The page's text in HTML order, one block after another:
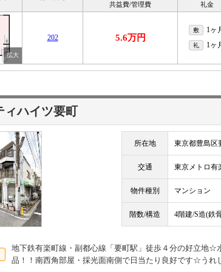
共益費/管理費
礼金
202 5.6万円
敷 1ヶ
礼 1ヶ
ィハイツ要町
所在地 東京都豊島区
交通 東京メトロ
物件種別 マンション
階数/構造 4階建/S造(鉄
地下鉄有楽町線・副都心線「要町駅」徒歩４分の好立地
品！！南西角部屋・採光面南側で日当たり良好です☆うれ